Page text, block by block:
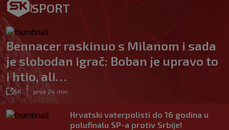
SPORT
Bennacer raskinuo s Milanom i sada
je slobodan igrač: Boban je upravo to
i htio, ali…
SK prije 24 min.
Hrvatski vaterpolisti do 16 godina u
polufinalu SP-a protiv Srbije!